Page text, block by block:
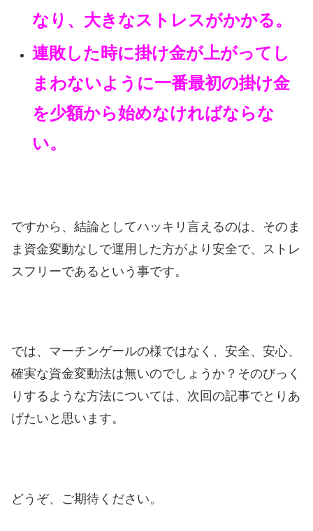
なり、大きなストレスがかかる。
連敗した時に掛け金が上がってし
まわないように一番最初の掛け金
を少額から始めなければならな
い。
ですから、結論としてハッキリ言えるのは、そのま
ま資金変動なしで運用した方がより安全で、ストレ
スフリーであるという事です。
では、マーチンゲールの様ではなく、安全、安心、
確実な資金変動法は無いのでしょうか？そのびっく
りするような方法については、次回の記事でとりあ
げたいと思います。
どうぞ、ご期待ください。